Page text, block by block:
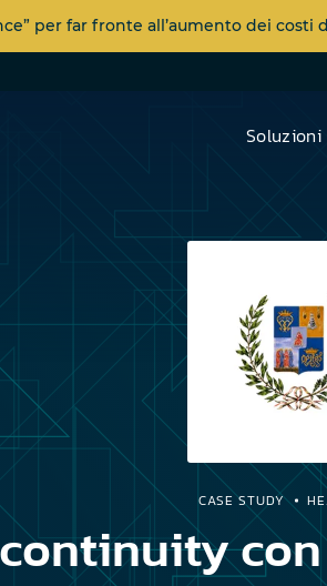
per far fronte all’aumento dei
Soluzioni
CASE STUDY